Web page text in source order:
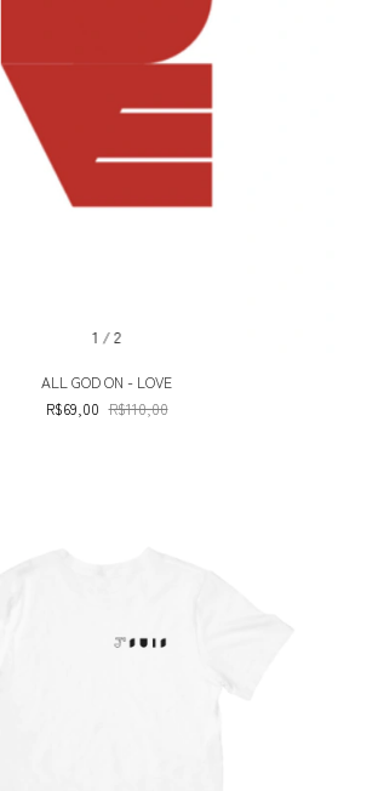
1 /2
ALL GOD ON - LOVE
R$69,00 R$110,00